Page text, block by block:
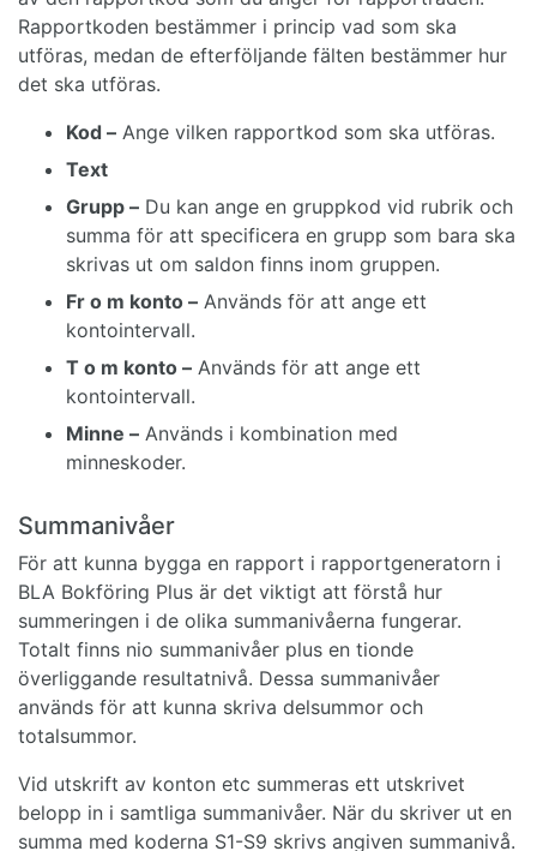
Rapportkoden bestämmer i princip vad som ska
utföras, medan de efterföljande fälten bestämmer hur
det ska utföras.
Kod – Ange vilken rapportkod som ska utföras.
Text
Grupp – Du kan ange en gruppkod vid rubrik och
summa för att specificera en grupp som bara ska
skrivas ut om saldon finns inom gruppen.
Fr o m konto – Används för att ange ett
kontointervall.
T o m konto – Används för att ange ett
kontointervall.
Minne – Används i kombination med
minneskoder.
Summanivåer
För att kunna bygga en rapport i rapportgeneratorn i
BLA Bokföring Plus är det viktigt att förstå hur
summeringen i de olika summanivåerna fungerar.
Totalt finns nio summanivåer plus en tionde
överliggande resultatnivå. Dessa summanivåer
används för att kunna skriva delsummor och
totalsummor.
Vid utskrift av konton etc summeras ett utskrivet
belopp in i samtliga summanivåer. När du skriver ut en
summa med koderna S1-S9 skrivs angiven summanivå.